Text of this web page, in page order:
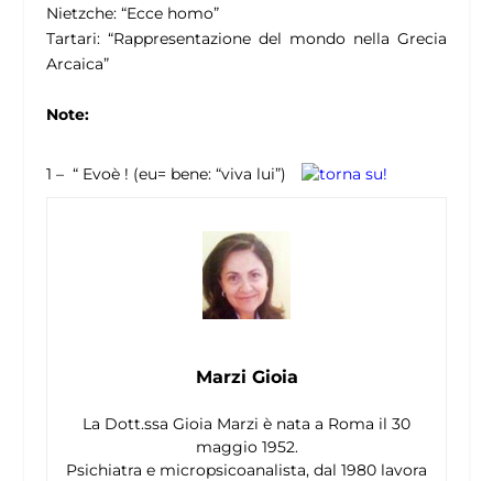
Nietzche: “Ecce homo”
Tartari: “Rappresentazione del mondo nella Grecia
Arcaica”
Note:
1 – “ Evoè ! (eu= bene: “viva lui”)
Marzi Gioia
La Dott.ssa Gioia Marzi è nata a Roma il 30
maggio 1952.
Psichiatra e micropsicoanalista, dal 1980 lavora